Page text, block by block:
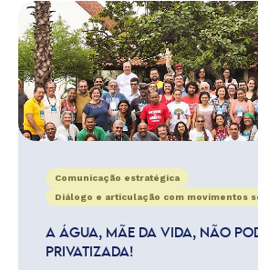
Comunicação estratégica
Diálogo e articulação com movimentos
A ÁGUA, MÃE DA VIDA, NÃO
PRIVATIZADA!